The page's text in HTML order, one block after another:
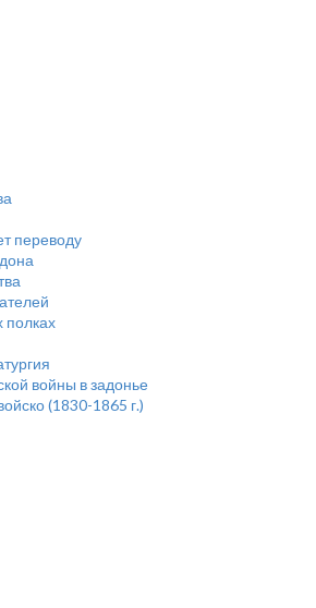
переводу
полках
войны в задонье
(1830-1865 г.)